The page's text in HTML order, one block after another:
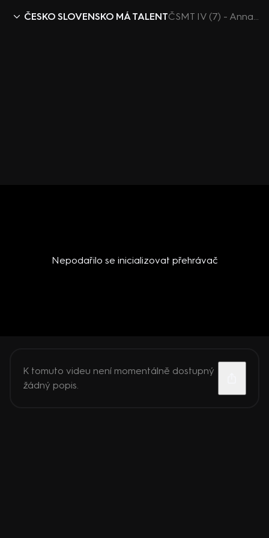
ČESKO SLOVENSKO MÁ TALENT ČSMT IV (7) - Anna Stradiotová - nezatančí
Nepodařilo se inicializovat přehrávač
K tomuto videu není momentálně dostupný
žádný popis.